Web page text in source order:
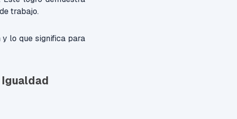
trabajo.
lo que significa para
Igualdad